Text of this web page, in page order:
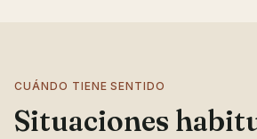
CUÁNDO TIENE SENTIDO
Situaciones